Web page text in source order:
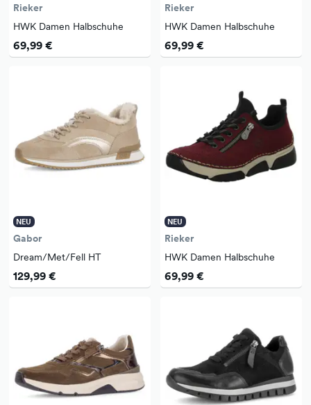
Rieker
HWK Damen Halbschuhe
69,99 €
Rieker
HWK Damen Halbschuhe
69,99 €
NEU
Gabor
Dream/Met/Fell HT
129,99 €
NEU
Rieker
HWK Damen Halbschuhe
69,99 €